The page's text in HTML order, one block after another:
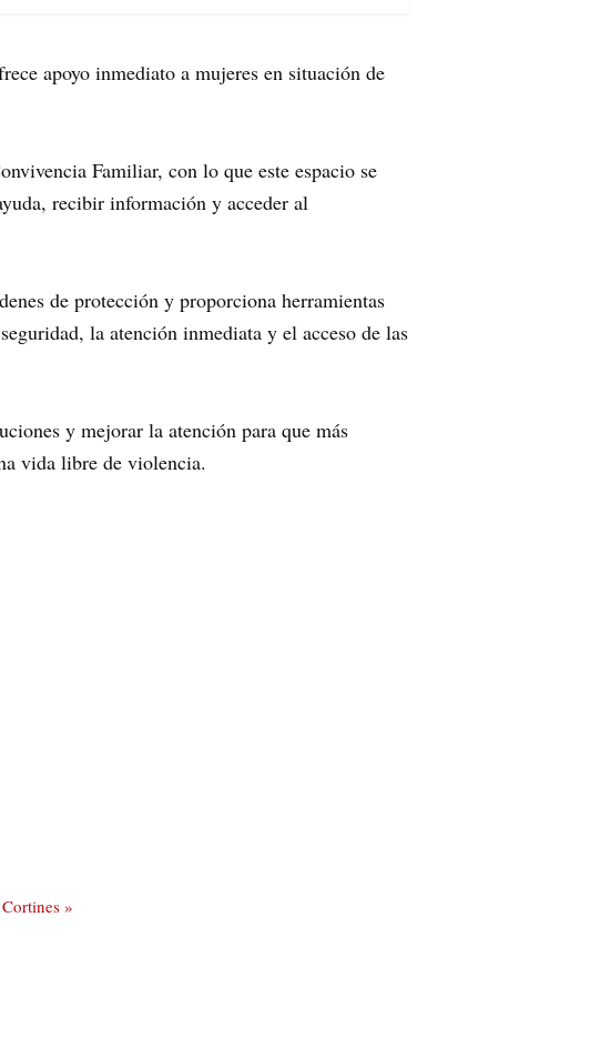
apoyo inmediato a mujeres en situación de
Familiar, con lo que este espacio se
recibir información y acceder al
de protección y proporciona herramientas
la atención inmediata y el acceso de las
y mejorar la atención para que más
vida libre de violencia.
»